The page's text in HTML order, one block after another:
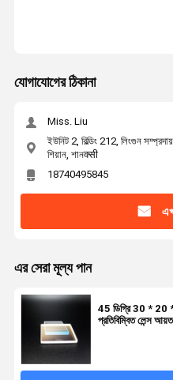
যোগাযোগের ঠিকানা
Miss. Liu
ইউনিট 2, বিল্ডিং 212, লিংগুন
শিয়ান, শানक्सी
18740495845
এর সেরা মূল্য পান
45 ডিগ্রি 30 * 20 *
প্রতিবিম্বিত লেন্স